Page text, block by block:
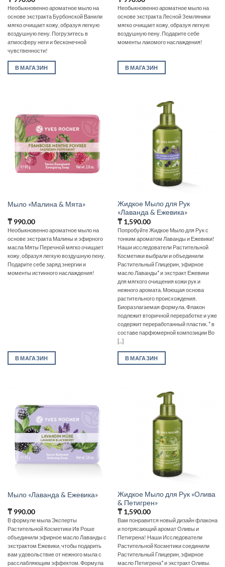
Необыкновенно ароматное мыло на
основе экстракта Бурбонской Ванили
мягко очищает кожу, образуя легкую
воздушную пену. Погрузитесь в
атмосферу неги и бесконечной
чувственности!
В МАГАЗИН
Необыкновенно ароматное мыло на
основе экстракта Лесной Земляники
мягко очищает кожу, образуя легкую
воздушную пену. Подарите себе
моменты лакомого наслаждения!
В МАГАЗИН
Мыло «Малина & Мята»
₸990.00
Необыкновенно ароматное мыло на
основе экстракта Малины и эфирного
масла Мяты Перечной мягко очищает
кожу, образуя легкую воздушную пену.
Подарите себе заряд энергии и
моменты истинного наслаждения!
В МАГАЗИН
Жидкое Мыло для Рук
«Лаванда & Ежевика»
₸1,590.00
Попробуйте Жидкое Мыло для Рук с
тонким ароматом Лаванды и Ежевики!
Наши исследователи Растительной
Косметики выбрали и объединили
Растительный Глицерин, эфирное
масло Лаванды* и экстракт Ежевики
для мягкого очищения кожи рук и
нежного аромата. Моющая основа
растительного происхождения.
Биоразлагаемая формула. Флакон
подлежит вторичной переработке и уже
содержит переработанный пластик. * в
составе парфюмерной композиции Во
[...]
В МАГАЗИН
Мыло «Лаванда & Ежевика»
₸990.00
В формуле мыла Эксперты
Растительной Косметики Ив Роше
объединили эфирное масло Лаванды с
экстрактом Ежевики, чтобы подарить
вам удовольствие от нежного мыла с
расслабляющим эффектом. Формула
Жидкое Мыло для Рук «Олива
& Петигрен»
₸1,590.00
Вам понравится новый дизайн флакона
и потрясающий аромат Оливы и
Петигрена! Наши Исследователи
Растительной Косметики соединили
Растительный Глицерин, эфирное
масло Петигрена* и экстракт Оливы.